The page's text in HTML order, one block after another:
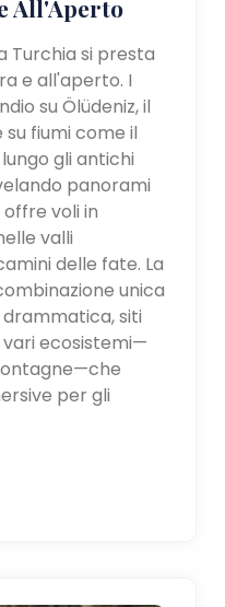
All'Aperto
Turchia si presta
e all'aperto. I
su Ölüdeniz, il
fiumi come il
gli antichi
panorami
voli in
valli
delle fate. La
unica
siti
vari ecosistemi—
per gli